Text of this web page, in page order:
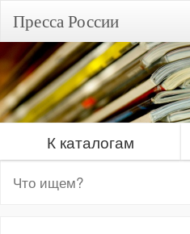
Пресса России
К каталогам